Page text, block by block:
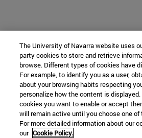
The University of Navarra website uses
party cookies to store and retrieve
browse. Different types of cookies have
For example, to identify you as a user,
about your browsing habits respecting
personalize how the content is
cookies you want to enable or accept
will remain active until you choose one
For more detailed information about our
our Cookie Policy.